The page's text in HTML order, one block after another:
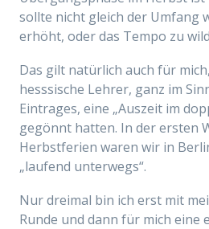
sollte nicht gleich der Umfang
erhöht, oder das Tempo zu
Das gilt natürlich auch für
hesssische Lehrer, ganz im
Eintrages, eine „Auszeit im
gegönnt hatten. In der ersten
Herbstferien waren wir in
„laufend unterwegs“.
Nur dreimal bin ich erst mit
Runde und dann für mich eine